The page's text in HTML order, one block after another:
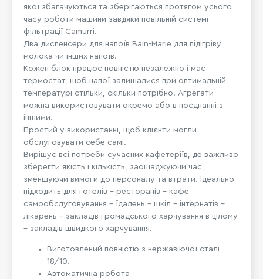
якої збагачуються та зберігаються протягом усього
часу роботи машини завдяки повільній системі
фільтрації Camurri.
Два диспенсери для напоїв Bain-Marie для підігріву
молока чи інших напоїв.
Кожен блок працює повністю незалежно і має
термостат, щоб напої залишалися при оптимальній
температурі стільки, скільки потрібно. Агрегати
можна використовувати окремо або в поєднанні з
іншими.
Простий у використанні, щоб клієнти могли
обслуговувати себе самі.
Вирішує всі потреби сучасних кафетеріїв, де важливо
зберегти якість і кількість, заощаджуючи час,
зменшуючи вимоги до персоналу та втрати. Ідеально
підходить для готелів – ресторанів – кафе
самообслуговування – їдалень – шкіл – інтернатів –
лікарень – закладів громадського харчування в цілому
– закладів швидкого харчування.
Виготовлений повністю з нержавіючої сталі
18/10.
Автоматична робота